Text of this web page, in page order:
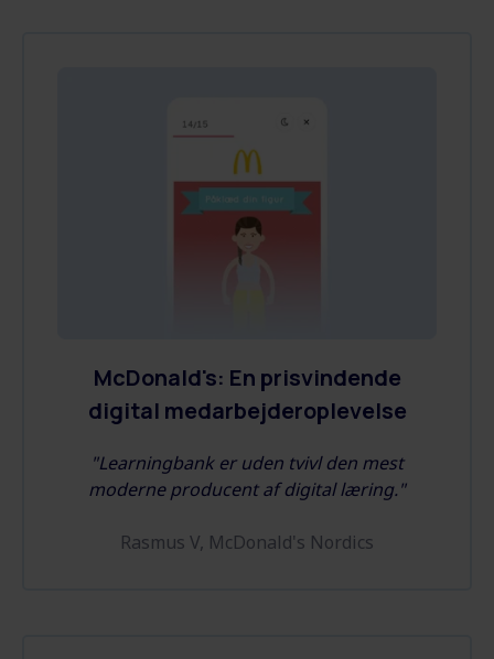
McDonald's: En prisvindende
digital medarbejderoplevelse
"Learningbank er uden tvivl den mest
moderne producent af digital læring."
Rasmus V, McDonald's Nordics